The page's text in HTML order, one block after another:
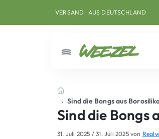
VERSAND AUS DEUTSCHLAND
Startseite
Sind die Bongs aus
Sind die Bongs
31. Juli 2025 / 31. Juli 2025von